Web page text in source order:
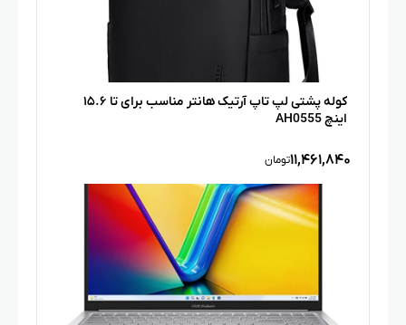
کوله پشتی لپ‌ تاپ آرتیک هانتر مناسب برای تا ۱۵.۶
اینچ AH0555
۱۱,۴۶۱,۸۴۰تومان